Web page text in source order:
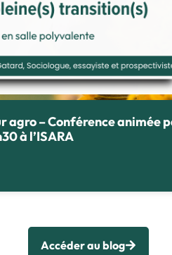
agro – Conférence animée
à l’ISARA
Accéder au blog